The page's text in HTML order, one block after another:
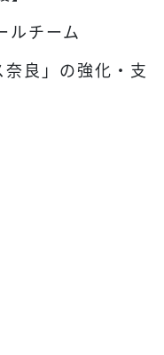
ルチーム
良」の強化・支